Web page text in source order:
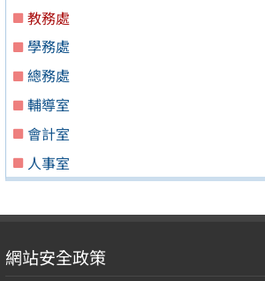
教務處
學務處
總務處
輔導室
會計室
人事室
網站安全政策